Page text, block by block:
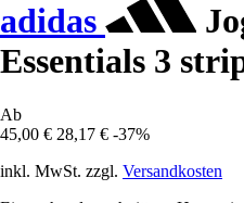
adidas
Essentials 3
Ab
45,00 € 28,17 € -37%
inkl. MwSt. zzgl. Versandkosten